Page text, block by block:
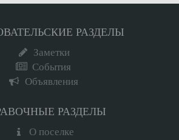
РАЗДЕЛЫ
Заметки
События
Объявления
РАЗДЕЛЫ
О поселке